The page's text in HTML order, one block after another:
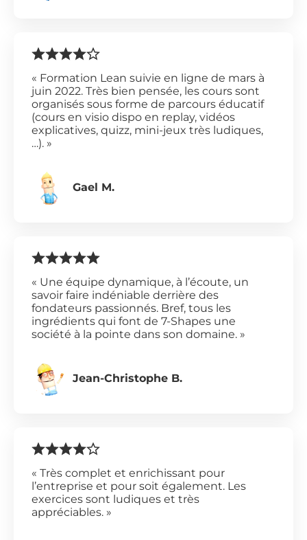
« Formation Lean suivie en ligne de mars à
juin 2022. Très bien pensée, les cours sont
organisés sous forme de parcours éducatif
(cours en visio dispo en replay, vidéos
explicatives, quizz, mini-jeux très ludiques,
…). »
Gael M.
« Une équipe dynamique, à l’écoute, un
savoir faire indéniable derrière des
fondateurs passionnés. Bref, tous les
ingrédients qui font de 7-Shapes une
société à la pointe dans son domaine. »
Jean-Christophe B.
« Très complet et enrichissant pour
l’entreprise et pour soit également. Les
exercices sont ludiques et très
appréciables. »